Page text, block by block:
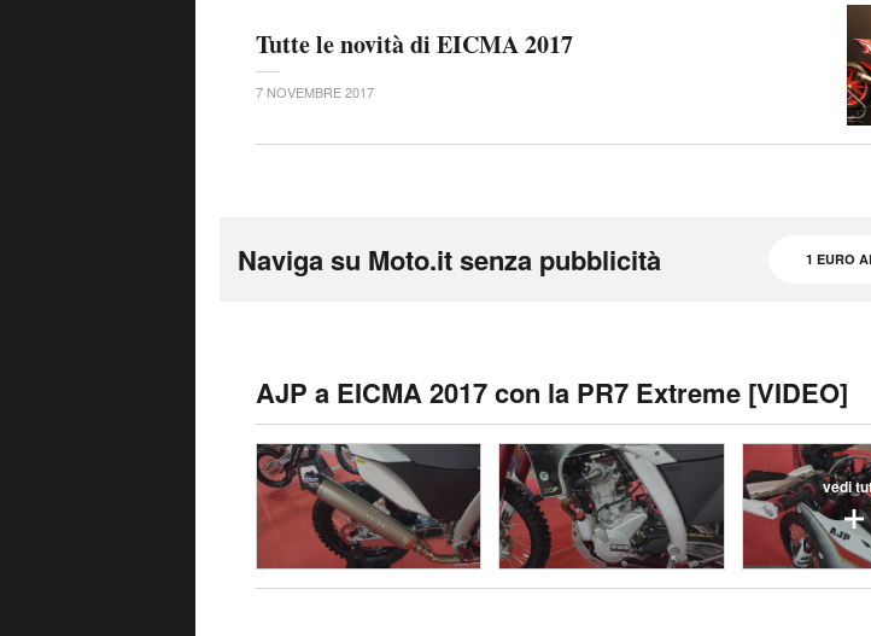
Tutte le novità di EICMA 2017
7 NOVEMBRE 2017
Naviga su Moto.it senza pubblicità 1 EURO
AJP a EICMA 2017 con la PR7 Extreme [VIDEO]
vedi